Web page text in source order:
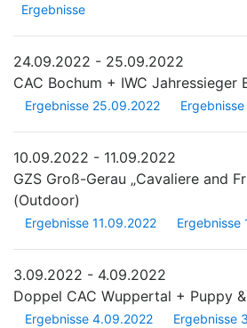
Ergebnisse
24.09.2022 - 25.09.2022
CAC Bochum + IWC Jahressieger
Ergebnisse 25.09.2022
10.09.2022 - 11.09.2022
GZS Groß-Gerau „Cavaliere and
(Outdoor)
Ergebnisse 11.09.2022 Ergebnisse
3.09.2022 - 4.09.2022
Doppel CAC Wuppertal + Puppy
Ergebnisse 4.09.2022 Ergebnisse